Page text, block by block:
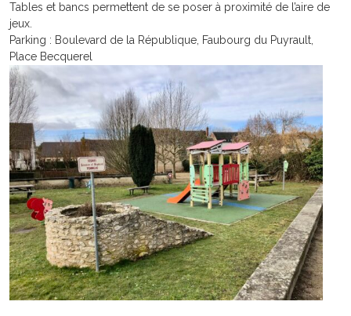
Tables et bancs permettent de se poser à proximité de l’aire de
jeux.
Parking : Boulevard de la République, Faubourg du Puyrault,
Place Becquerel